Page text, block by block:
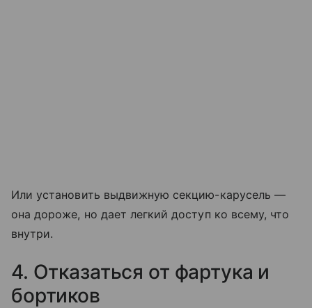
Или установить выдвижную секцию-карусель —
она дороже, но дает легкий доступ ко всему, что
внутри.
4. Отказаться от фартука и
бортиков